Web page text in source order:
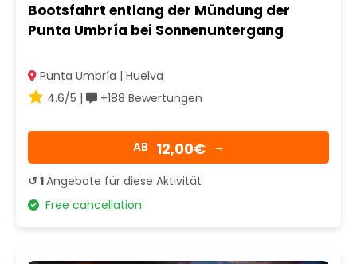
Bootsfahrt entlang der Mündung der
Punta Umbría bei Sonnenuntergang
Punta Umbría | Huelva
4.6/5 |
+188 Bewertungen
AB 12,00€ →
↺ 1Angebote für diese Aktivität
Free cancellation